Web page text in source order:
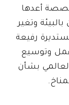
أعدها
وتغير
رفيعة
وتوسيع
بشأن